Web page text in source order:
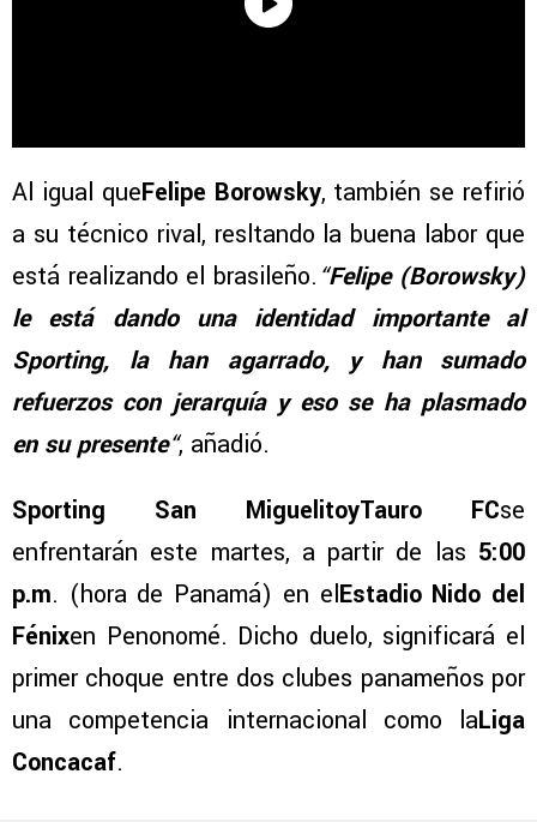
Al igual queFelipe Borowsky, también se refirió
a su técnico rival, resltando la buena labor que
está realizando el brasileño. “Felipe (Borowsky)
le está dando una identidad importante al
Sporting, la han agarrado, y han sumado
refuerzos con jerarquía y eso se ha plasmado
en su presente“, añadió.
Sporting San MiguelitoyTauro FCse
enfrentarán este martes, a partir de las 5:00
p.m. (hora de Panamá) en elEstadio Nido del
Fénixen Penonomé. Dicho duelo, significará el
primer choque entre dos clubes panameños por
una competencia internacional como laLiga
Concacaf.